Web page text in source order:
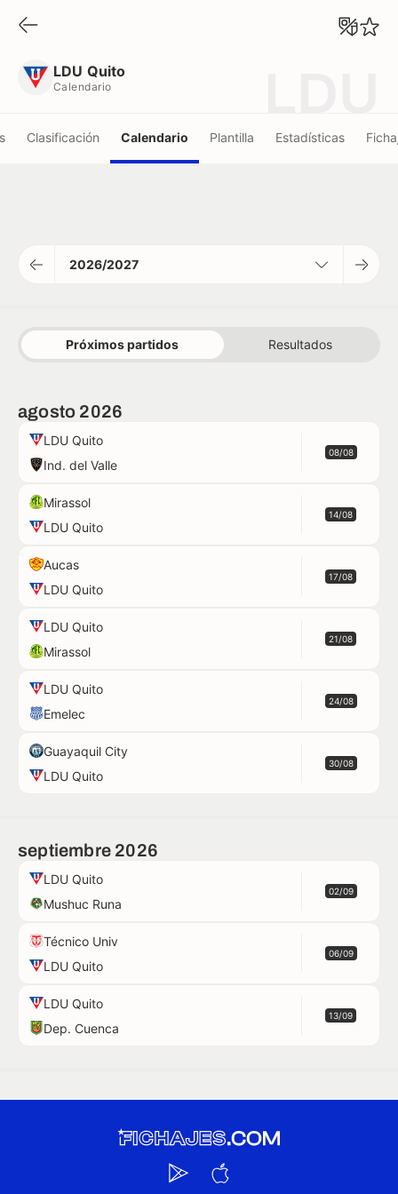
LDU Quito
Calendario
Clasificación Calendario Plantilla Estadísticas
2026/2027
Próximos partidos Resultados
agosto 2026
LDU Quito
Ind. del Valle
08/08
Mirassol
LDU Quito
14/08
Aucas
LDU Quito
17/08
LDU Quito
Mirassol
21/08
LDU Quito
Emelec
24/08
Guayaquil City
LDU Quito
30/08
septiembre 2026
LDU Quito
Mushuc Runa
02/09
Técnico Univ
LDU Quito
06/09
LDU Quito
Dep. Cuenca
13/09